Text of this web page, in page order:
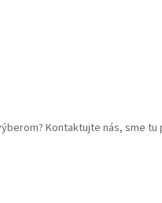
Kontaktujte nás, sme tu